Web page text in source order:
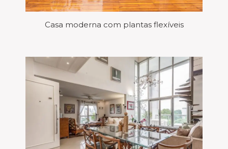
Casa moderna com plantas flexíveis